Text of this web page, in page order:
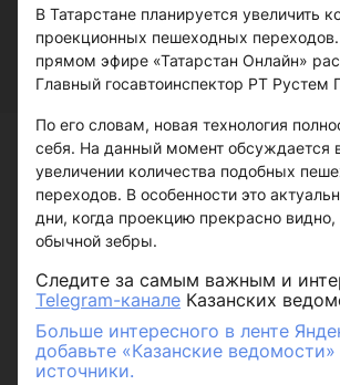
В Татарстане планируется увеличить
проекционных пешеходных
прямом эфире «Татарстан Онлайн»
Главный госавтоинспектор РТ Рустем
По его словам, новая технология
себя. На данный момент обсуждается
увеличении количества подобных
переходов. В особенности это
дни, когда проекцию прекрасно видно,
обычной зебры.
Следите за самым важным и
Telegram-канале Казанских
Больше интересного в ленте
добавьте «Казанские
источники.